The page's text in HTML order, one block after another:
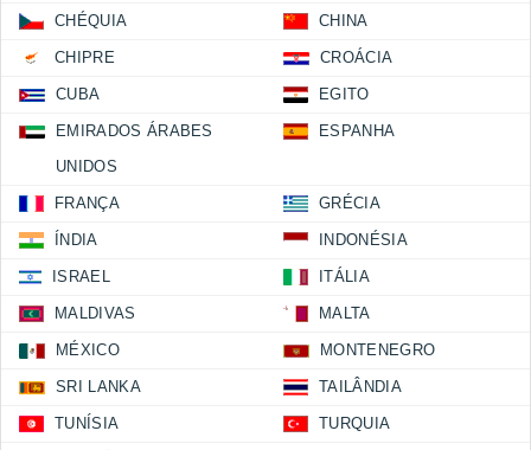
CHÉQUIA CHINA
CHIPRE CROÁCIA
CUBA EGITO
EMIRADOS ÁRABES
UNIDOS
ESPANHA
FRANÇA GRÉCIA
ÍNDIA INDONÉSIA
ISRAEL ITÁLIA
MALDIVAS MALTA
MÉXICO MONTENEGRO
SRI LANKA TAILÂNDIA
TUNÍSIA TURQUIA